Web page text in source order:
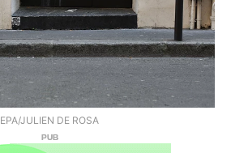
EPA/JULIEN DE ROSA